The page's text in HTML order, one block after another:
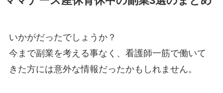
いかがだったでしょうか？
今まで副業を考える事なく、看護師一筋で働いて
きた方には意外な情報だったかもしれません。